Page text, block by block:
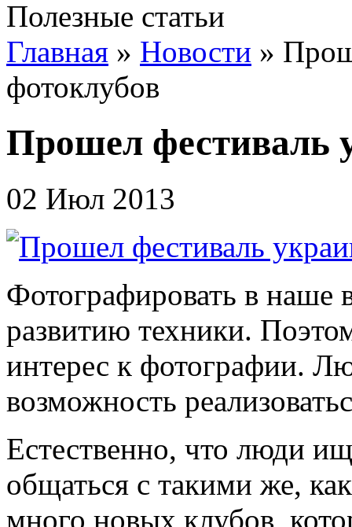
Полезные статьи
Главная » Новости »
фотоклубов
Прошел фестиваль
02 Июл 2013
Фотографировать в наше
развитию техники.
интерес к фотографии.
возможность
Естественно, что люди
общаться с такими же,
много новых клубов,